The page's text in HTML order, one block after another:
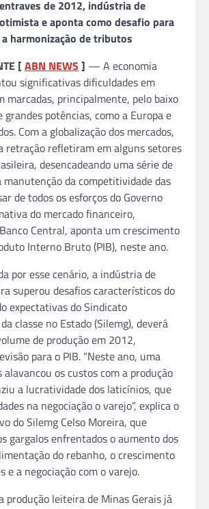
de 2012, indústria de
e aponta como desafio para
harmonização de tributos
[ABN NEWS ] — A economia
significativas dificuldades em
marcadas, principalmente, pelo baixo
grandes potências, como a Europa e
Com a globalização dos mercados,
retração refletiram em alguns setores
desencadeando uma série de
da competitividade das
de todos os esforços do Governo
do mercado financeiro,
Central, aponta um crescimento
Interno Bruto (PIB), neste ano.
por esse cenário, a indústria de
superou desafios característicos do
expectativas do Sindicato
classe no Estado (Silemg), deverá
de produção em 2012,
para o PIB. “Neste ano, uma
os custos com a produção
a lucratividade dos laticínios, que
na negociação o varejo”, explica o
do Silemg Celso Moreira, que
gargalos enfrentados o aumento dos
do rebanho, o crescimento
e a negociação com o varejo.
produção leiteira de Minas Gerais já